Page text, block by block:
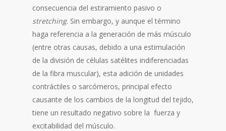
consecuencia del estiramiento pasivo o
stretching. Sin embargo, y aunque el término
haga referencia a la generación de más músculo
(entre otras causas, debido a una estimulación
de la división de células satélites indiferenciadas
de la fibra muscular), esta adición de unidades
contráctiles o sarcómeros, principal efecto
causante de los cambios de la longitud del tejido,
tiene un resultado negativo sobre la fuerza y
excitabilidad del músculo.